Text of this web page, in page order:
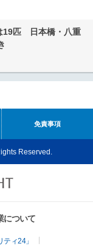
19匹 日本橋・八重
免責事項
Reserved.
について
ィ24」